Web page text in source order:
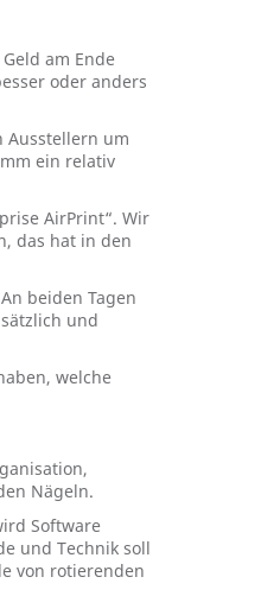
am Ende
oder anders
Ausstellern um
ein relativ
AirPrint“. Wir
das hat in den
beiden Tagen
und
welche
Nägeln.
Software
und Technik soll
von rotierenden